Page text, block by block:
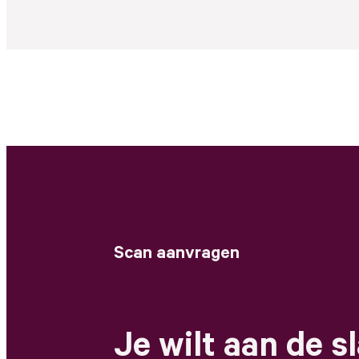
Scan aanvragen
Je wilt aan de